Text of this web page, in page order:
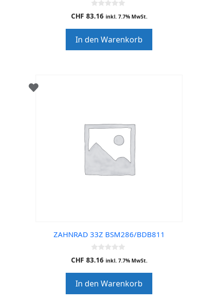
0
o
o
f
5
CHF 83.16 inkl. 7.7% MwSt.
In den Warenkorb
ZAHNRAD 33Z BSM286/BDB811
0
o
o
f
5
CHF 83.16 inkl. 7.7% MwSt.
In den Warenkorb